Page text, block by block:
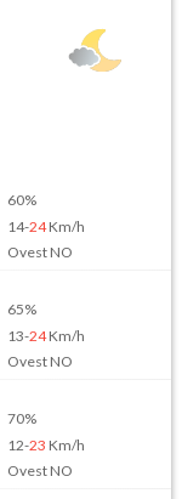
60%
14-24Km/h
Ovest NO
65%
13-24Km/h
Ovest NO
70%
12-23 Km/h
Ovest NO